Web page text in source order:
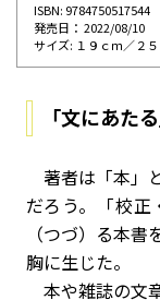
ISBN: 9784750517544
発売⽇： 2022/08/10
サイズ: １９ｃｍ／２
「文にあた
著者は「本」
だろう。「校
（つづ）る本
胸に生じた。
本や雑誌の文